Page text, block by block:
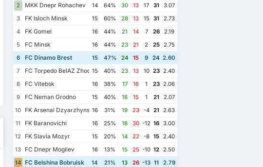
2
MKK Dnepr Rohachev 14 64% 30 13 17 31
3.07
3
FK Isloch Minsk 15 60% 28 13 15 31
2.73
4
FK Gomel 16 44% 21 14 7 26
2.19
5
FC Minsk 16 44% 23 21 2 25 2.75
6
FC Dinamo Brest 15 47% 24 15 9 24 2.60
7
FC Torpedo BelAZ Zhodino
15 40% 23 13 10 23 2.40
8
FC Vitebsk 16 38% 17 16 1 23 2.06
9
FC Neman Grodno 15 40% 16 15 1 21
2.07
10
FK Arsenal Dzyarzhynsk16 31% 19 23 -4 21
2.63
11
FK Baranovichi 16 25% 18 30 -12 16
3.00
12
FK Slavia Mozyr 15 20% 14 22 -8 15
2.40
13
FC Dnepr Mogilev 16 13% 15 25 -10 12
2.50
14 FC Belshina Bobruisk 14 21% 13 26 -13 11
2.79